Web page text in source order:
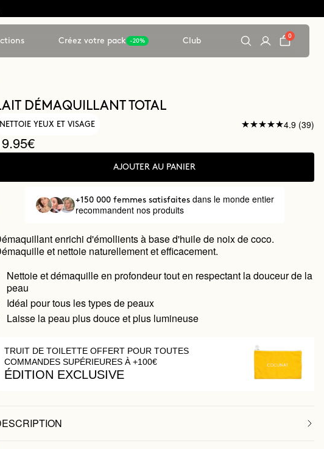
Créez votre pack -20% Club
0
DÉMAQUILLANT TOTAL
NETTOIE YEUX ET VISAGE 4.9 (39)
AJOUTER AU PANIER
+150 000 femmes satisfaites dans le monde entier
recommandent nos produits
enrichi d'émollients à base d'huile de noix de coco.
et nettoie naturellement et efficacement.
Nettoie et démaquille en profondeur tout en respectant la douceur de la
peau
Idéal pour tous les types de peaux
Laisse la peau plus douce et plus lumineuse
TRUIT DE TOILETTE OFFERT POUR TOUTES
COMMANDES SUPÉRIEURES À +100€
ÉDITION EXCLUSIVE